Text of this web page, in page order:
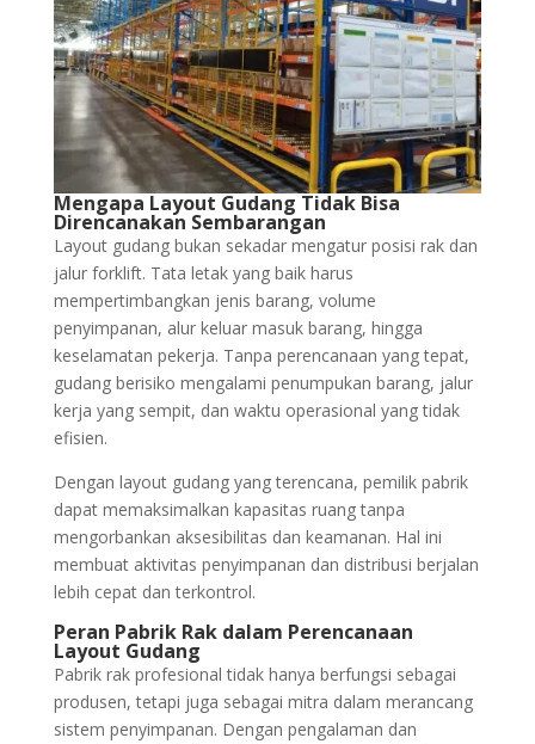
Mengapa Layout Gudang Tidak Bisa
Direncanakan Sembarangan
Layout gudang bukan sekadar mengatur posisi rak dan
jalur forklift. Tata letak yang baik harus
mempertimbangkan jenis barang, volume
penyimpanan, alur keluar masuk barang, hingga
keselamatan pekerja. Tanpa perencanaan yang tepat,
gudang berisiko mengalami penumpukan barang, jalur
kerja yang sempit, dan waktu operasional yang tidak
efisien.
Dengan layout gudang yang terencana, pemilik pabrik
dapat memaksimalkan kapasitas ruang tanpa
mengorbankan aksesibilitas dan keamanan. Hal ini
membuat aktivitas penyimpanan dan distribusi berjalan
lebih cepat dan terkontrol.
Peran Pabrik Rak dalam Perencanaan
Layout Gudang
Pabrik rak profesional tidak hanya berfungsi sebagai
produsen, tetapi juga sebagai mitra dalam merancang
sistem penyimpanan. Dengan pengalaman dan